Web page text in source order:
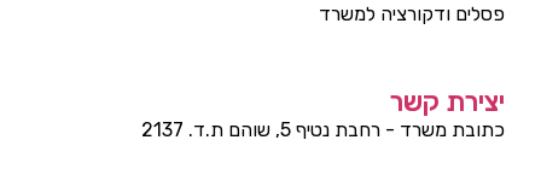
פסלים ודקורציה למשרד
יצירת קשר
כתובת משרד - רחבת נטיף 5, שוהם ת.ד. 2137